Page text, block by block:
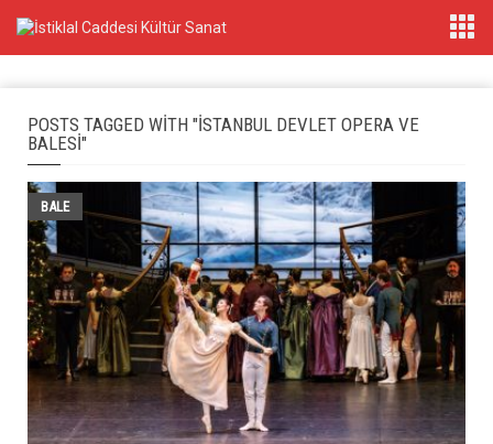
POSTS TAGGED WITH "İSTANBUL DEVLET OPERA VE
BALESI"
BALE